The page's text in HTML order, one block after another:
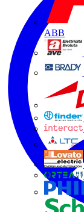
ABB